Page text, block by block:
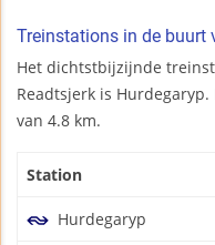
Treinstations in de buurt
Het dichtstbijzijnde
Readtsjerk is
van 4.8 km.
Station
Hurdegaryp